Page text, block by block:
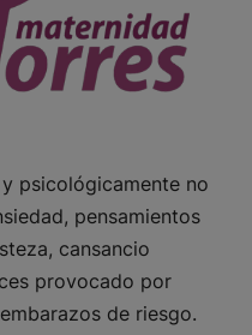
psicológicamente no
pensamientos
cansancio
provocado por
de riesgo.